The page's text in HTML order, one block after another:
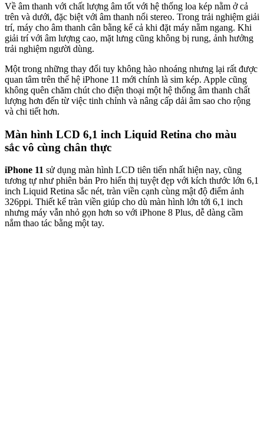
Về âm thanh với chất lượng âm tốt với hệ thống loa kép nằm ở cả
trên và dưới, đặc biệt với âm thanh nổi stereo. Trong trải nghiệm giải
trí, máy cho âm thanh cân bằng kể cả khi đặt máy nằm ngang. Khi
giải trí với âm lượng cao, mặt lưng cũng không bị rung, ảnh hưởng
trải nghiệm người dùng.
Một trong những thay đổi tuy không hào nhoáng nhưng lại rất được
quan tâm trên thế hệ iPhone 11 mới chính là sim kép. Apple cũng
không quên chăm chút cho điện thoại một hệ thống âm thanh chất
lượng hơn đến từ việc tinh chỉnh và nâng cấp dải âm sao cho rộng
và chi tiết hơn.
Màn hình LCD 6,1 inch Liquid Retina cho màu
sắc vô cùng chân thực
iPhone 11 sử dụng màn hình LCD tiên tiến nhất hiện nay, cũng
tương tự như phiên bản Pro hiển thị tuyệt đẹp với kích thước lớn 6,1
inch Liquid Retina sắc nét, tràn viền cạnh cùng mật độ điểm ảnh
326ppi. Thiết kế tràn viền giúp cho dù màn hình lớn tới 6,1 inch
nhưng máy vẫn nhỏ gọn hơn so với iPhone 8 Plus, dễ dàng cầm
nắm thao tác bằng một tay.